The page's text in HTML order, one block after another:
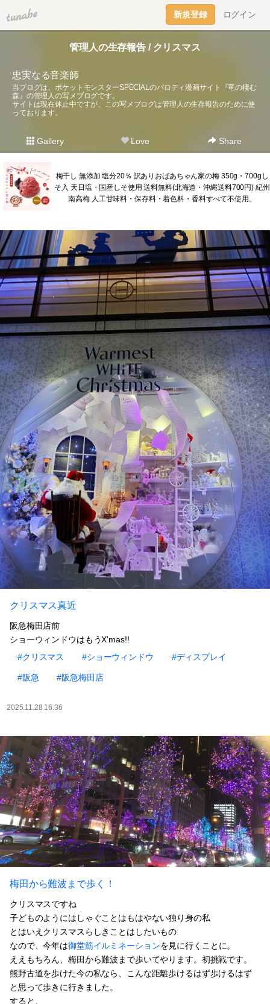
tuna.be 新規登録 ログイン
管理人の生存報告 / クリスマス
忠実なる音楽師
当ブログは、ポケットモンスターSPECIALのパロディ漫画サイト『竜の棲む
森』の管理人の写メブログです。
サイトは現在休止中ですが、この写メブログは管理人の生存報告のために使
っております。
Gallery Love Share
梅干し 無添加 塩分20％ 訳ありおばあちゃん家の梅 350g・700gし
そ入 天日塩・国産しそ使用 送料無料(北海道・沖縄送料700円) 紀州
南高梅 人工甘味料・保存料・着色料・香料すべて不使用。
クリスマス真近
阪急梅田店前
ショーウィンドウはもうX'mas!!
#クリスマス
#ショーウィンドウ #ディスプレイ
#阪急 #阪急梅田店
2025.11.28 16:36
梅田から難波まで歩く！
クリスマスですね
子どものようにはしゃぐことはもはやない独り身の私
とはいえクリスマスらしきことはしたいもの
なので、今年は御堂筋イルミネーションを見に行くことに。
ええもちろん、梅田から難波まで歩いてやります。初挑戦です。
熊野古道を歩けた今の私なら、こんな距離歩けるはず歩けるはず
と思って歩きに行きました。
すると、